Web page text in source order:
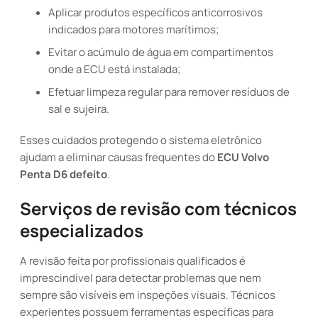
Aplicar produtos específicos anticorrosivos
indicados para motores marítimos;
Evitar o acúmulo de água em compartimentos
onde a ECU está instalada;
Efetuar limpeza regular para remover resíduos de
sal e sujeira.
Esses cuidados protegendo o sistema eletrônico
ajudam a eliminar causas frequentes doECU Volvo
Penta D6 defeito.
Serviços de revisão com técnicos
especializados
A revisão feita por profissionais qualificados é
imprescindível para detectar problemas que nem
sempre são visíveis em inspeções visuais. Técnicos
experientes possuem ferramentas específicas para